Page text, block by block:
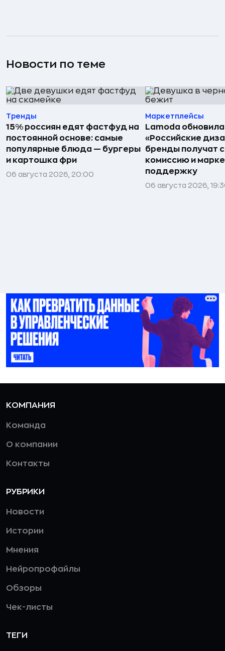
Новости по теме
Тренды
15% россиян едят фастфуд на
постоянной основе: самые
популярные блюда — бургеры
и картошка фри
06 августа 2026, 20:00
Маркетплейсы
Lamoda
«Российские
бренды получат
комиссию и
поддержку
06 августа 2026,
КОМПАНИЯ
Команда
О компании
Контакты
РУБРИКИ
Новости
Истории
Мнения
Нейропрофайлы
Обзоры
Чек-листы
ТЕГИ